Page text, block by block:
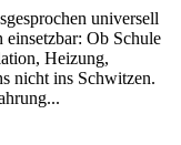
universell
Ob Schule
Heizung,
nicht ins Schwitzen.